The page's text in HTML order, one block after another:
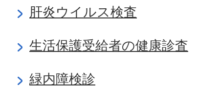
肝炎ウイルス検査
生活保護受給者の健康診査
緑内障検診